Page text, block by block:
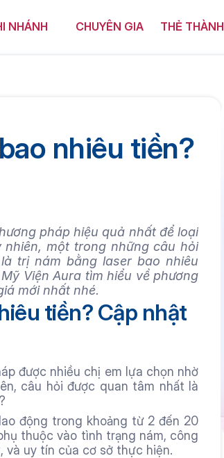
NHÁNH CHUYÊN GIA THẺ
nhiêu tiền?
pháp hiệu quả nhất để loại
một trong những câu hỏi
trị nám bằng laser bao nhiêu
Viện Aura tìm hiểu về phương
mới nhất nhé.
tiền? Cập nhật
được nhiều chị em lựa chọn nhờ
câu hỏi được quan tâm nhất là
?
động trong khoảng từ 2 đến 20
thuộc vào tình trạng nám, công
và uy tín của cơ sở thực hiện.